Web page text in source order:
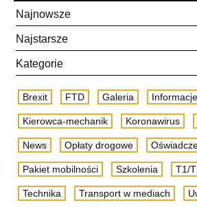
Najnowsze
Najstarsze
Kategorie
Brexit FTD Galeria Informacje
Kierowca-mechanik Koronawirus
News Opłaty drogowe
Pakiet mobilności Szkolenia T1/
Technika Transport w mediach